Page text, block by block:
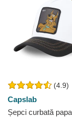
(4.9)
Capslab
Șepci curbată